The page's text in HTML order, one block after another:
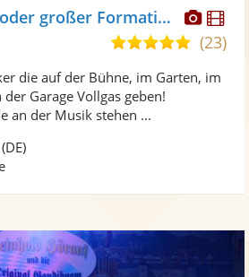
Fotos
4you - In kleiner oder großer Formation
5,0
5
(23)
die auf der Bühne, im Garten, im
Garage Vollgas geben!
an der Musik stehen ...
(DE)